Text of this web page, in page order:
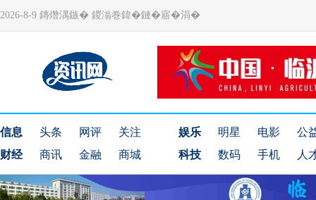
2026-8-9 鏄熸湡鏃� 鍐滃巻鍏�鏈�寤�涓�
信息 头条 网评
关注
财经
商讯 金融 商城
娱乐 明星 电影
公
科技
数码 手机 人